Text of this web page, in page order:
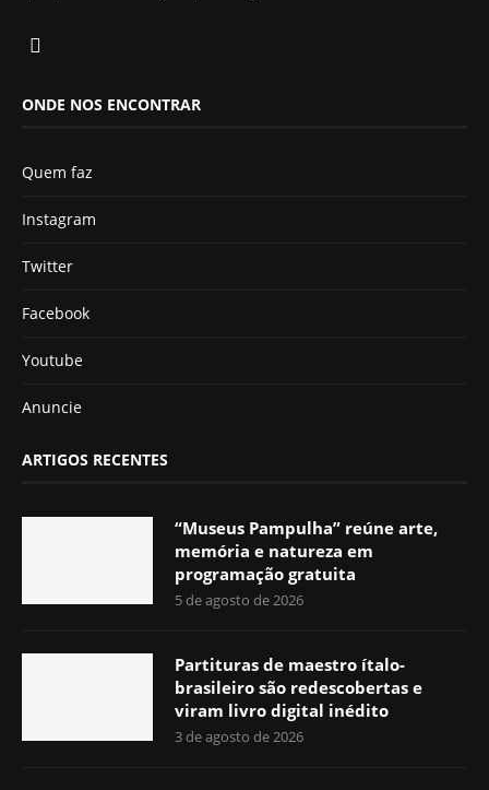
ONDE NOS ENCONTRAR
Quem faz
Instagram
Twitter
Facebook
Youtube
Anuncie
ARTIGOS RECENTES
“Museus Pampulha” reúne arte,
memória e natureza em
programação gratuita
5 de agosto de 2026
Partituras de maestro ítalo-
brasileiro são redescobertas e
viram livro digital inédito
3 de agosto de 2026